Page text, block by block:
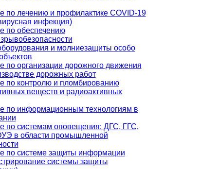
по лечению и профилактике COVID-19
инфекция)
по обеспечению
и молниезащиты особо
по организации дорожного движения
дорожных работ
по контролю и пломбированию
веществ и радиоактивных
по информационным технологиям в
по системам оповещения: ДГС, ГГС,
в области промышленной
по системе защиты информации
системы защиты